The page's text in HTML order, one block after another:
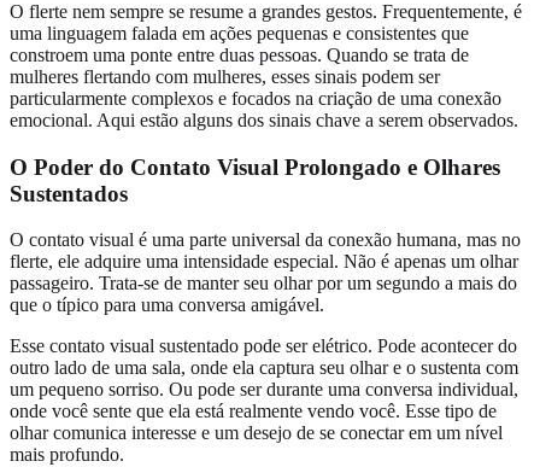
O flerte nem sempre se resume a grandes gestos. Frequentemente, é
uma linguagem falada em ações pequenas e consistentes que
constroem uma ponte entre duas pessoas. Quando se trata de
mulheres flertando com mulheres, esses sinais podem ser
particularmente complexos e focados na criação de uma conexão
emocional. Aqui estão alguns dos sinais chave a serem observados.
O Poder do Contato Visual Prolongado e Olhares
Sustentados
O contato visual é uma parte universal da conexão humana, mas no
flerte, ele adquire uma intensidade especial. Não é apenas um olhar
passageiro. Trata-se de manter seu olhar por um segundo a mais do
que o típico para uma conversa amigável.
Esse contato visual sustentado pode ser elétrico. Pode acontecer do
outro lado de uma sala, onde ela captura seu olhar e o sustenta com
um pequeno sorriso. Ou pode ser durante uma conversa individual,
onde você sente que ela está realmente vendo você. Esse tipo de
olhar comunica interesse e um desejo de se conectar em um nível
mais profundo.